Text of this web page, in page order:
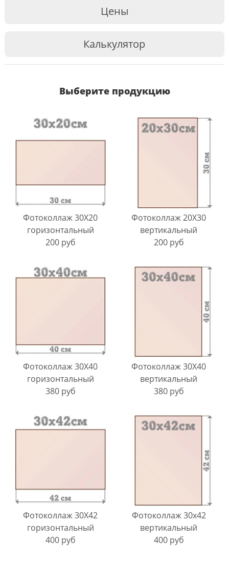
Цены
Калькулятор
Выберите продукцию
Фотоколлаж 30Х20
горизонтальный
200 руб
Фотоколлаж 20Х30
вертикальный
200 руб
Фотоколлаж 30X40
горизонтальный
380 руб
Фотоколлаж 30X40
вертикальный
380 руб
Фотоколлаж 30X42
горизонтальный
400 руб
Фотоколлаж 30х42
вертикальный
400 руб